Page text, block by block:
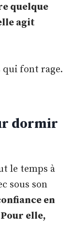
quelque
agit
qui font rage.
dormir
le temps à
sous son
en
elle,